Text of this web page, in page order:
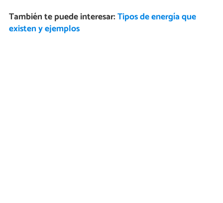
También te puede interesar:Tipos de energía que
existen y ejemplos